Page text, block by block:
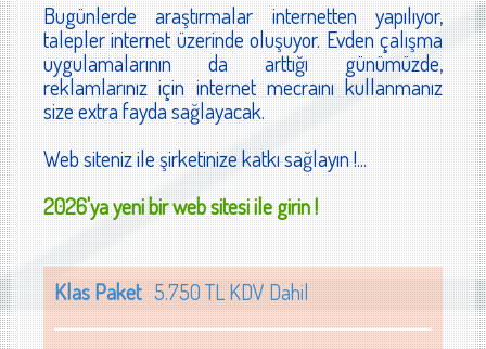
Bugünlerde araştırmalar internetten yapılıyor,
talepler internet üzerinde oluşuyor. Evden çalışma
uygulamalarının da arttığı günümüzde,
reklamlarınız için internet mecraını kullanmanız
size extra fayda sağlayacak.
Web siteniz ile şirketinize katkı sağlayın !...
2026'ya yeni bir web sitesi ile girin !
Klas Paket5.750 TL KDV Dahil